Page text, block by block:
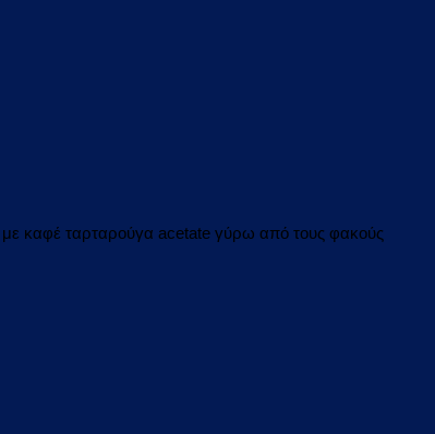
καφέ ταρταρούγα acetate γύρω από τους φακούς